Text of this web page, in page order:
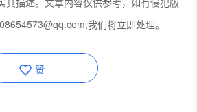
我们将立即处理。
赞